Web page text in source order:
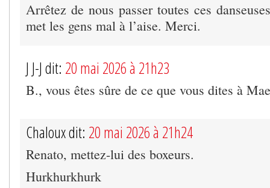
Arrêtez de nous passer toutes ces
met les gens mal à l’aise. Merci.
J J-J dit: 20 mai 2026 à 21h23
B., vous êtes sûre de ce que vous dites à
Chaloux dit: 20 mai 2026 à 21h24
Renato, mettez-lui des boxeurs.
Hurkhurkhurk